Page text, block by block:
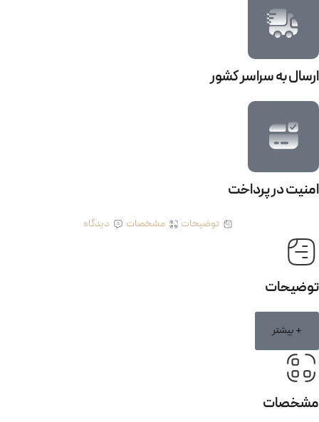
ارسال به سراسر کشور
امنیت در پرداخت
توضیحات مشخصات دیدگاه
توضیحات
+ بیشتر
مشخصات